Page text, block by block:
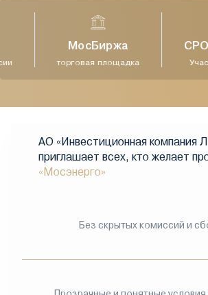
МосБиржа
торговая площадка
АО «Инвестиционная компания
приглашает всех, кто желает
«Мосэнерго»
Без скрытых комиссий и